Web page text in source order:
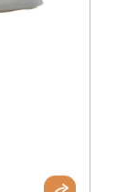
5 von 5